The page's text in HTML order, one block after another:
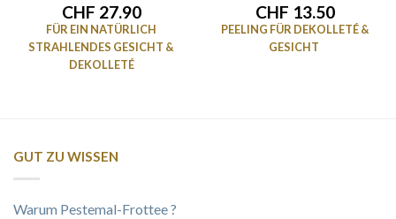
CHF 27.90
FÜR EIN NATÜRLICH
STRAHLENDES GESICHT &
DEKOLLETÉ
CHF 13.50
PEELING FÜR DEKOLLETÉ &
GESICHT
GUT ZU WISSEN
Warum Pestemal-Frottee ?